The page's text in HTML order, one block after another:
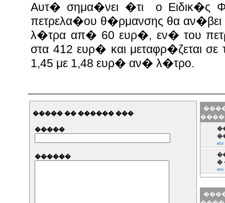
Αυτ� σημα�νει �τι ο Ειδικ�ς
πετρελα�ου θ�ρμανσης θα
λ�τρα απ� 60 ευρ�, εν� του
στα 412 ευρ� και μεταφρ�ζεται
1,45 με 1,48 ευρ� αν� λ�τρο.
����� �� ������ ���
�����
������
eco
�
eco